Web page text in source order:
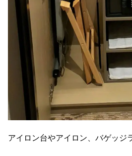
アイロン台やアイロン、バゲッジ